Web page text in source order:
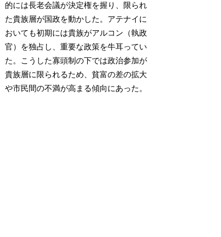
的には長老会議が決定権を握り、限られ
た貴族層が国政を動かした。アテナイに
おいても初期には貴族がアルコン（執政
官）を独占し、重要な政策を牛耳ってい
た。こうした寡頭制の下では政治参加が
貴族層に限られるため、貧富の差の拡大
や市民間の不満が高まる傾向にあった。